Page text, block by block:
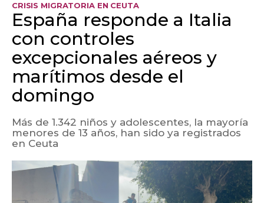
CRISIS MIGRATORIA EN CEUTA
España responde a Italia
con controles
excepcionales aéreos y
marítimos desde el
domingo
Más de 1.342 niños y adolescentes, la mayoría
menores de 13 años, han sido ya registrados
en Ceuta